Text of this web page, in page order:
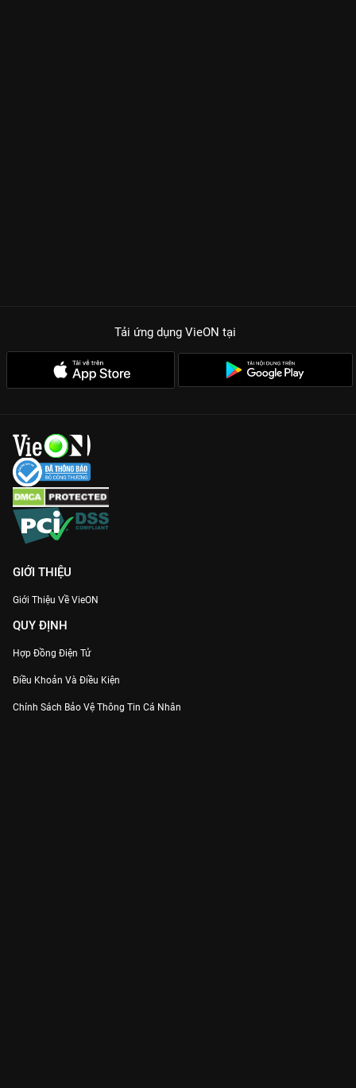
Tải ứng dụng VieON tại
GIỚI THIỆU
Giới Thiệu Về VieON
QUY ĐỊNH
Hợp Đồng Điện Tử
Điều Khoản Và Điều Kiện
Chính Sách Bảo Vệ Thông Tin Cá Nhân